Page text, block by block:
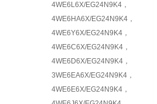
4WE6L6X/EG24N9K4，
4WE6HA6X/EG24N9K4，
4WE6Y6X/EG24N9K4，
4WE6C6X/EG24N9K4，
4WE6D6X/EG24N9K4，
3WE6EA6X/EG24N9K4，
4WE6E6X/EG24N9K4，